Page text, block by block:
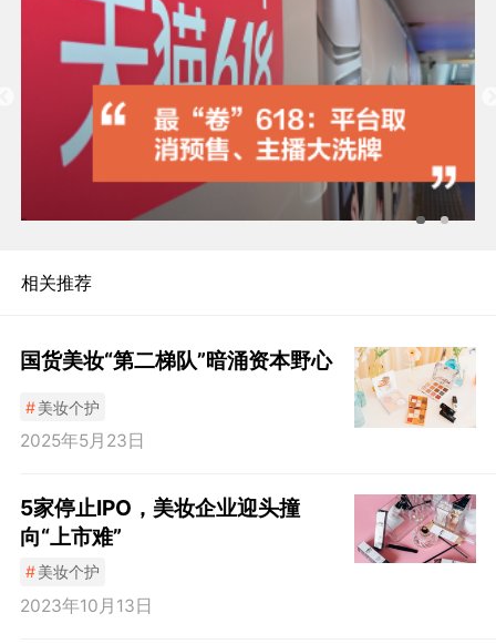
相关推荐
国货美妆“第二梯队”暗涌资本野心
#美妆个护
2025年5月23日
5家停止IPO，美妆企业迎头撞
向“上市难”
#美妆个护
2023年10月13日